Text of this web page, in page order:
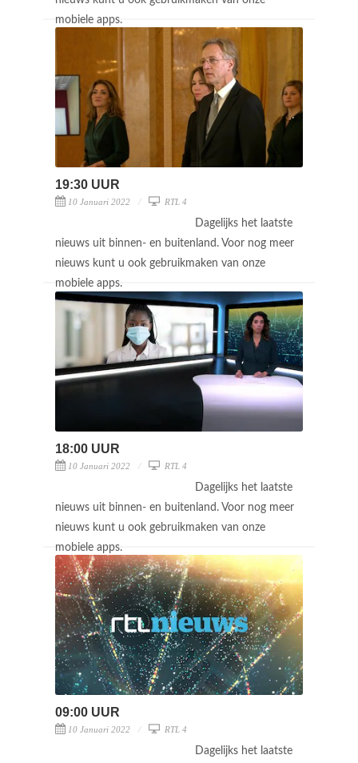
mobiele apps.
19:30 UUR
10 Januari 2022 RTL 4
Dagelijks het laatste
nieuws uit binnen- en buitenland. Voor nog meer
nieuws kunt u ook gebruikmaken van onze
mobiele apps.
18:00 UUR
10 Januari 2022 RTL 4
Dagelijks het laatste
nieuws uit binnen- en buitenland. Voor nog meer
nieuws kunt u ook gebruikmaken van onze
mobiele apps.
09:00 UUR
10 Januari 2022 RTL 4
Dagelijks het laatste